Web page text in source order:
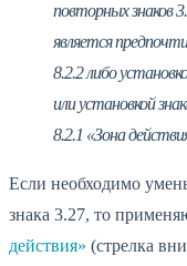
повторных знаков
является
8.2.2 либо
или установкой
8.2.1 «Зона
Если необходимо
знака 3.27, то
действия» (стрелка